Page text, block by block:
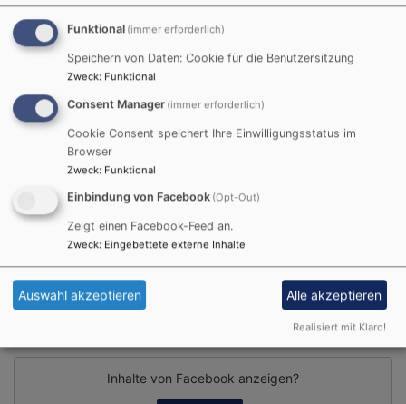
So, 6.9. 15:30-16:45 Uhr
Schloss- und Kirchenführung auf dem Schwanberg
Sr. Dorothea Krauß CCR
Rödelsee
Alle Veranstaltungen
Facebook Widget
Inhalte von Facebook anzeigen?
Funktional (immer erforderlich)
Speichern von Daten: Cookie für die Benutzersitzung
Zweck: Funktional
Consent Manager (immer erforderlich)
Cookie Consent speichert Ihre Einwilligungsstatus im
Browser
Zweck: Funktional
Einbindung von Facebook (Opt-Out)
Zeigt einen Facebook-Feed an.
Zweck: Eingebettete externe Inhalte
Auswahl akzeptieren Alle akzeptieren
Realisiert mit Klaro!